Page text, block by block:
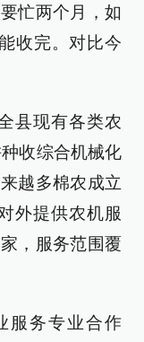
忙两个月，如
收完。对比今
县现有各类农
收综合机械化
越多棉农成立
外提供农机服
，服务范围覆
服务专业合作